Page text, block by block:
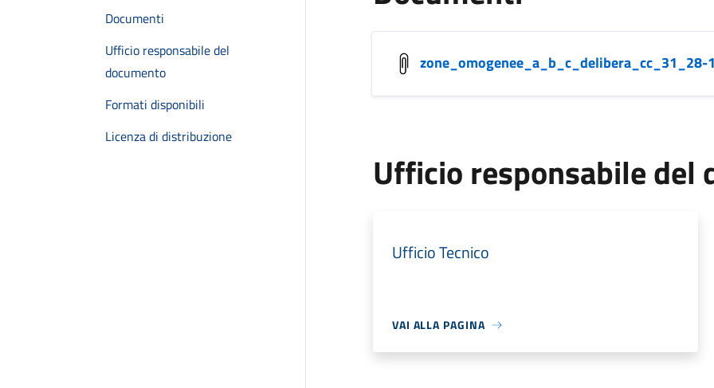
Documenti
Ufficio responsabile del
documento
Formati disponibili
Licenza di distribuzione
Ufficio responsabile del
Ufficio Tecnico
VAI ALLA PAGINA